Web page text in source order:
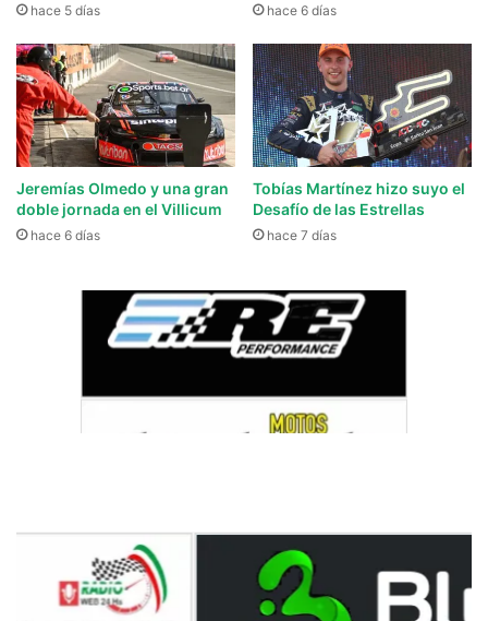
hace 5 días hace 6 días
Jeremías Olmedo y una gran
doble jornada en el Villicum
hace 6 días
Tobías Martínez hizo suyo el
Desafío de las Estrellas
hace 7 días